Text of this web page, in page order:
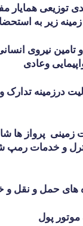
توزیعی همایار
زیر به
نیروی
وعادی
درزمینه
پرواز ها
و خدمات رمپ